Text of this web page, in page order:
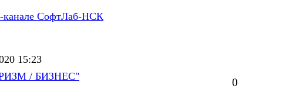
канале СофтЛаб-НСК
15:23
/ БИЗНЕС"
0